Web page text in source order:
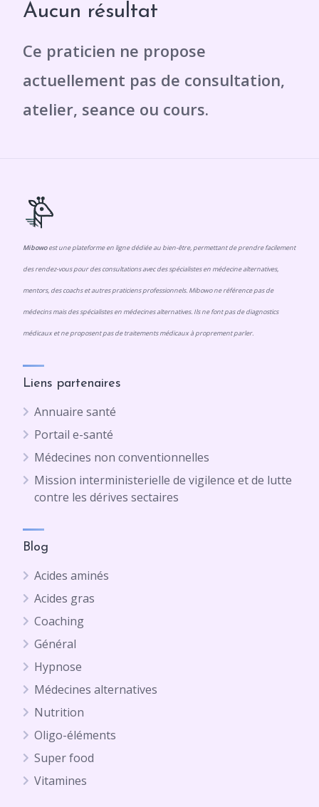
Aucun résultat
Mibowoest une plateforme en ligne dédiée au bien-être, permettant de prendre facilement
des rendez-vous pour des consultations avec des spécialistes en médecine alternatives,
mentors, des coachs et autres praticiens professionnels. Mibowo ne référence pas de
médecins mais des spécialistes en médecines alternatives. Ils ne font pas de diagnostics
médicaux et ne proposent pas de traitements médicaux à proprement parler.
Liens partenaires
Annuaire santé
Portail e-santé
Médecines non conventionnelles
Mission interministerielle de vigilence et de lutte
contre les dérives sectaires
Blog
Acides aminés
Acides gras
Coaching
Général
Hypnose
Médecines alternatives
Nutrition
Oligo-éléments
Super food
Vitamines